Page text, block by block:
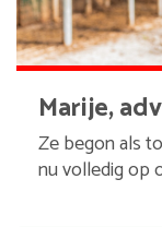
Marije,
Ze begon als
nu volledig op